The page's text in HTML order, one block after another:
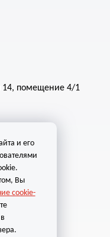
14, помещение 4/1
и его
Вы
cookie-